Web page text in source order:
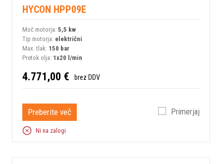
HYCON HPP09E
Moč motorja: 5,5 kw
Tip motorja: električni
Max. tlak: 150 bar
Pretok olja: 1x20 l/min
4.771,00 € brez DDV
Preberite več Primerjaj
Ni na zalogi